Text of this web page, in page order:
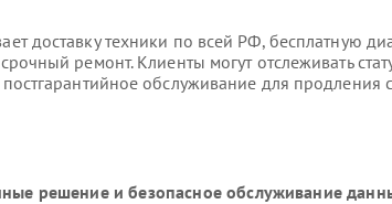
доставку техники по всей РФ, бесплатную
ремонт. Клиенты могут отслеживать
обслуживание для продления
решение и безопасное обслуживание